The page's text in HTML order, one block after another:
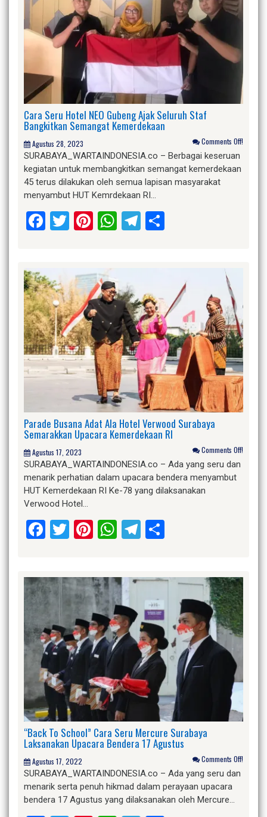
Cara Seru Hotel NEO Gubeng Ajak Seluruh Staf
Bangkitkan Semangat Kemerdekaan
Agustus 28, 2023 Comments Off!
SURABAYA_WARTAINDONESIA.co – Berbagai keseruan
kegiatan untuk membangkitkan semangat kemerdekaan
45 terus dilakukan oleh semua lapisan masyarakat
menyambut HUT Kemrdekaan RI…
Facebook
Twitter
Pinterest
WhatsApp
Telegram
Parade Busana Adat Ala Hotel Verwood Surabaya
Semarakkan Upacara Kemerdekaan RI
Agustus 17, 2023 Comments Off!
SURABAYA_WARTAINDONESIA.co – Ada yang seru dan
menarik perhatian dalam upacara bendera menyambut
HUT Kemerdekaan RI Ke-78 yang dilaksanakan
Verwood Hotel…
Facebook
Twitter
Pinterest
WhatsApp
Telegram
“Back To School” Cara Seru Mercure Surabaya
Laksanakan Upacara Bendera 17 Agustus
Agustus 17, 2022 Comments Off!
SURABAYA_WARTAINDONESIA.co – Ada yang seru dan
menarik serta penuh hikmad dalam perayaan upacara
bendera 17 Agustus yang dilaksanakan oleh Mercure…